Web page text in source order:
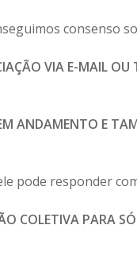
consenso
VIA E-MAIL OU
ANDAMENTO E
pode responder
COLETIVA PARA